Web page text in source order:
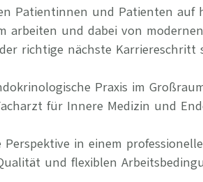
Patientinnen und Patienten auf
arbeiten und dabei von
richtige nächste Karriereschritt
Praxis im
für Innere Medizin und
in einem
und flexiblen